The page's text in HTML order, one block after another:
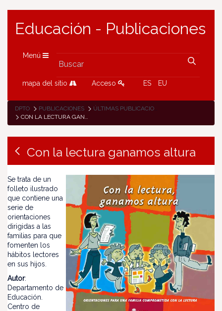
Educación - Publicaciones
Menú
mapa del sitio Acceso ES EU
DPTO PUBLICACIONES
ÚLTIMAS PUBLICACIONES
CON LA LECTURA GANAMOS ALTURA
Con la lectura ganamos altura
Se trata de un
folleto ilustrado
que contiene una
serie de
orientaciones
dirigidas a las
familias para que
fomenten los
hábitos lectores
en sus hijos.
Autor:
Departamento de
Educación.
Centro de